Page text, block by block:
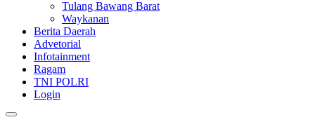
Tulang Bawang Barat
Waykanan
Berita Daerah
Advetorial
Infotainment
Ragam
TNI POLRI
Login